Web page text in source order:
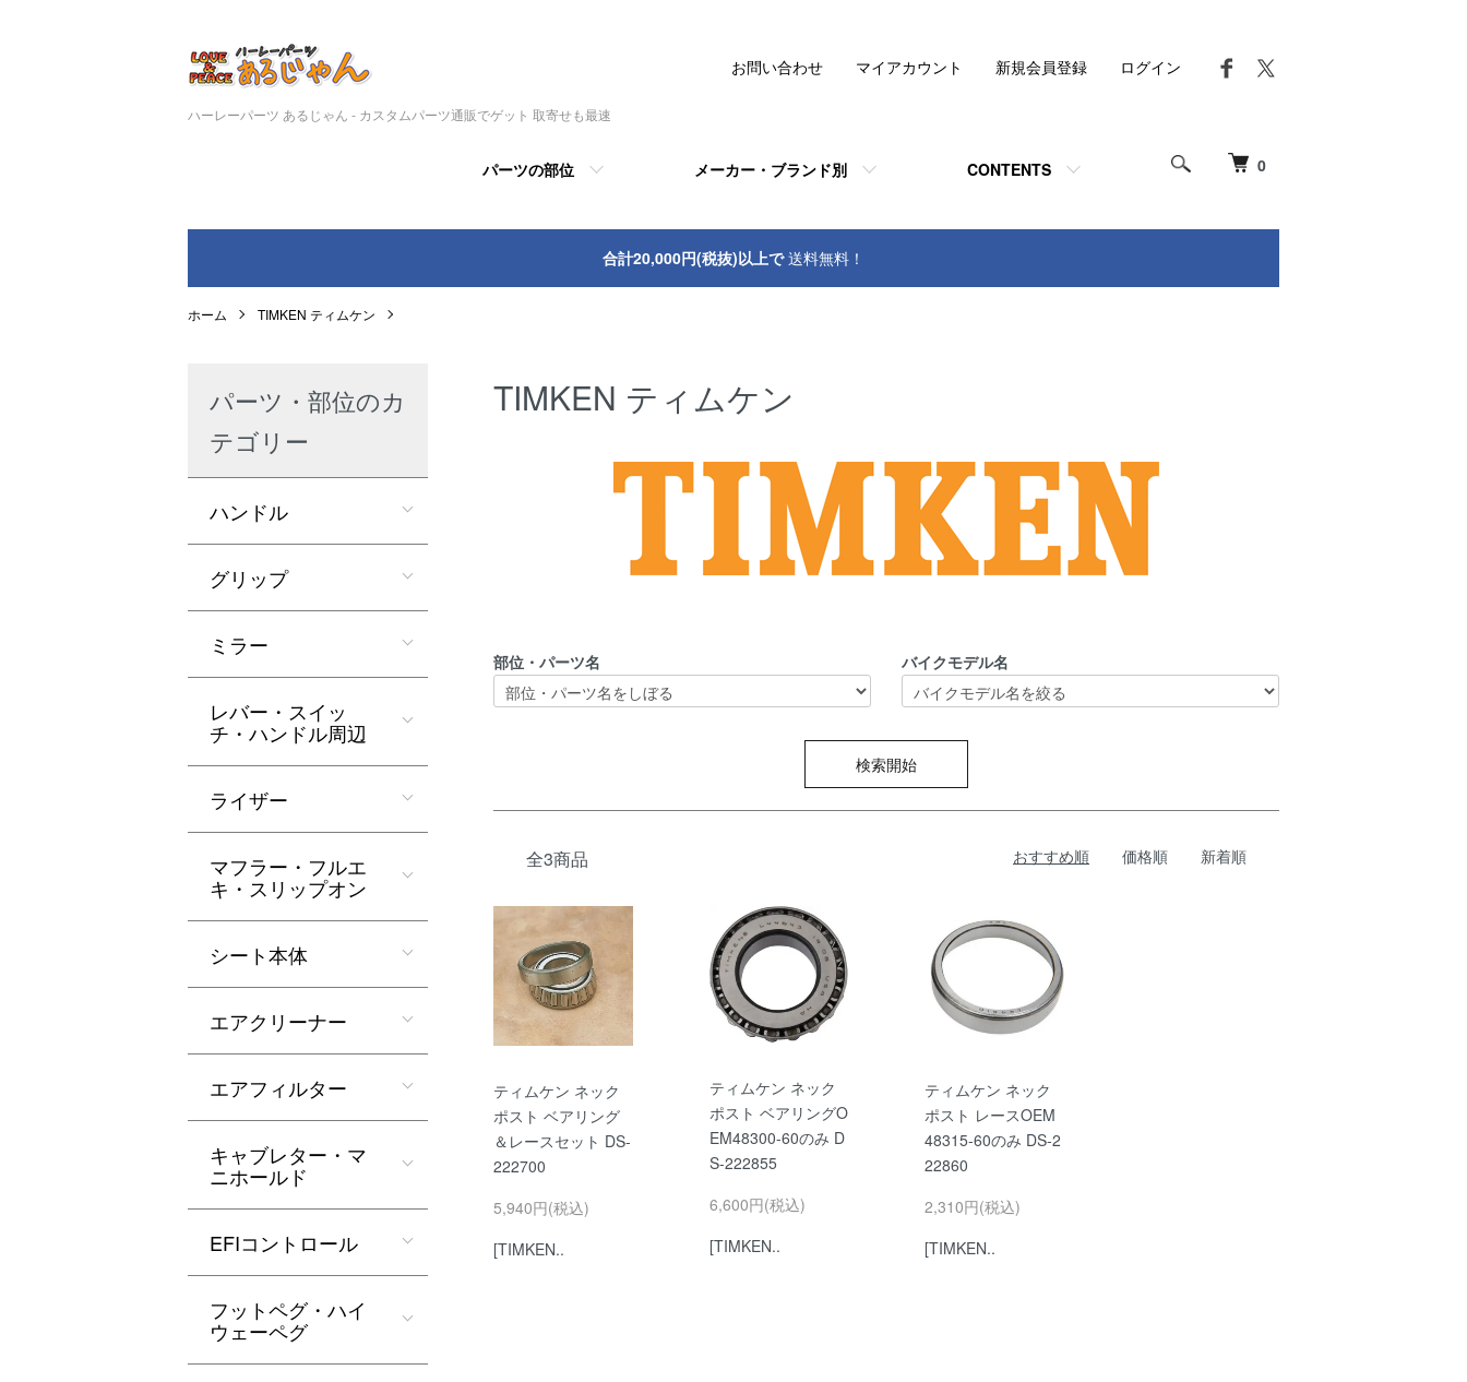
ハーレーパーツ あるじゃん - カスタムパーツ通販でゲット 取寄せも最速
0
パーツの部位 メーカー・ブランド別 CONTENTS
お問い合わせ マイアカウント 新規会員登録 ログイン
合計20,000円(税抜)以上で送料無料！
ホーム TIMKEN ティムケン
TIMKEN ティムケン
部位・パーツ名 バイクモデル名
検索開始
全3商品 おすすめ順 価格順 新着順
ティムケン ネック
ポスト ベアリング
＆レースセット DS-
222700
5,940円(税込)
[TIMKEN..
ティムケン ネック
ポスト ベアリングO
EM48300-60のみ D
S-222855
6,600円(税込)
[TIMKEN..
ティムケン ネック
ポスト レースOEM
48315-60のみ DS-2
22860
2,310円(税込)
[TIMKEN..
パーツ・部位のカ
テゴリー
ハンドル
グリップ
ミラー
レバー・スイッ
チ・ハンドル周辺
ライザー
マフラー・フルエ
キ・スリップオン
シート本体
エアクリーナー
エアフィルター
キャブレター・マ
ニホールド
EFIコントロール
フットペグ・ハイ
ウェーペグ